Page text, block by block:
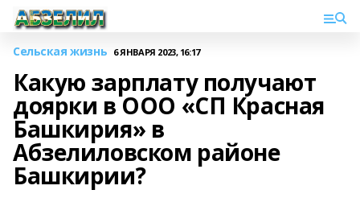
Сельская жизнь 6 ЯНВАРЯ 2023, 16:17
Какую зарплату получают
доярки в ООО «СП Красная
Башкирия» в
Абзелиловском районе
Башкирии?